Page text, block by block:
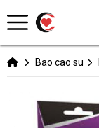
Bao cao su